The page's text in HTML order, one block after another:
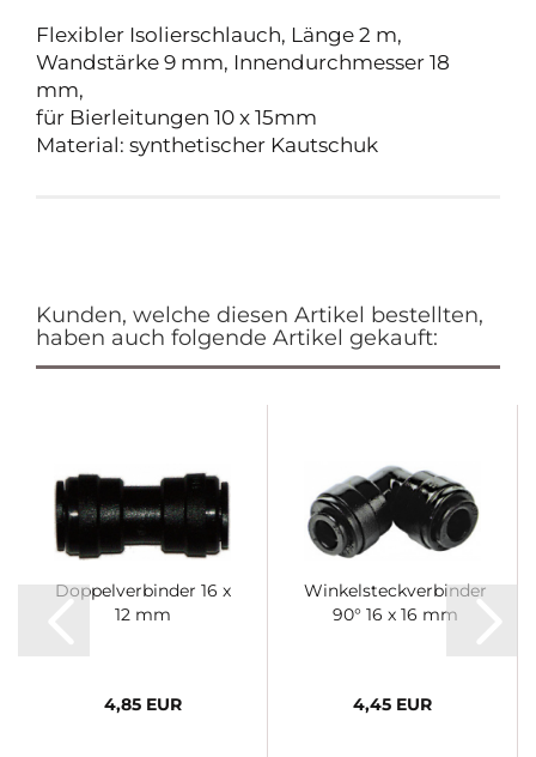
Flexibler Isolierschlauch, Länge 2 m,
Wandstärke 9 mm, Innendurchmesser 18
mm,
für Bierleitungen 10 x 15mm
Material: synthetischer Kautschuk
Kunden, welche diesen Artikel bestellten,
haben auch folgende Artikel gekauft:
Doppelverbinder 16 x
12 mm
4,85 EUR
Winkelsteckverbinder
90° 16 x 16 mm
4,45 EUR